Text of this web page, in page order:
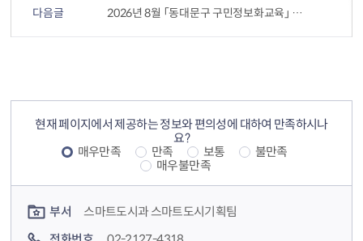
다음글 2026년 8월 「동대문구 구민정보화교육」 대면교육 안내
현재 페이지에서 제공하는 정보와 편의성에 대하여 만족하시나
요?
매우만족
만족 보통
불만족
매우불만족
부서
스마트도시과 스마트도시기획팀